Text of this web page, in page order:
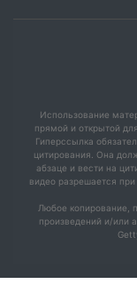
Использование
прямой и открытой
Гиперссылка
цитирования. Она
абзаце и вести на
видео разрешается
Любое копирование,
произведений и/или